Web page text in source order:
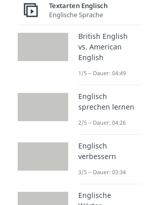
Häufige
Jetzt weißt du
DreamBescheid!
ein paar
aufgelistet, die in
vorkommen
Wissen aus
kannst du sie mit
beantworten!
Was genau
Ausdruck
Textarten Englisch
Englische Sprache
British English
vs. American
English
1/5 – Dauer: 04:49
Englisch
sprechen lernen
2/5 – Dauer: 04:26
Englisch
verbessern
3/5 – Dauer: 03:34
Englische